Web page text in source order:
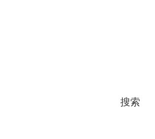
搜索